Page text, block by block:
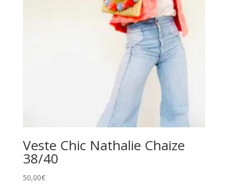
Veste Chic Nathalie Chaize
38/40
50,00€